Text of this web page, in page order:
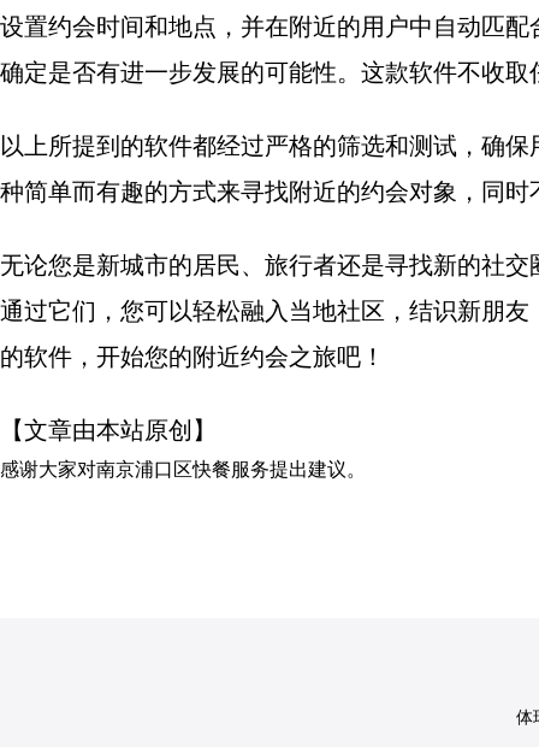
设置约会时间和地点，并在附近的用户中自动匹
确定是否有进一步发展的可能性。这款软件不收
以上所提到的软件都经过严格的筛选和测试，确
种简单而有趣的方式来寻找附近的约会对象，同
无论您是新城市的居民、旅行者还是寻找新的社
通过它们，您可以轻松融入当地社区，结识新朋
的软件，开始您的附近约会之旅吧！
【文章由本站原创】
感谢大家对南京浦口区快餐服务提出建议。
体